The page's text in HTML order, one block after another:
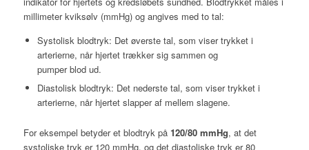
millimeter kviksølv (mmHg) og angives med to tal:
Systolisk blodtryk: Det øverste tal, som viser trykket i
arterierne, når hjertet trækker sig sammen og
pumper blod ud.
Diastolisk blodtryk: Det nederste tal, som viser trykket i
arterierne, når hjertet slapper af mellem slagene.
For eksempel betyder et blodtryk på 120/80 mmHg, at det
systoliske tryk er 120 mmHg, og det diastoliske tryk er 80